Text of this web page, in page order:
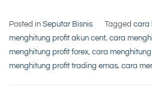
Posted in Seputar Bisnis Tagged cara
menghitung profit akun cent, cara
menghitung profit forex, cara
menghitung profit trading emas, cara